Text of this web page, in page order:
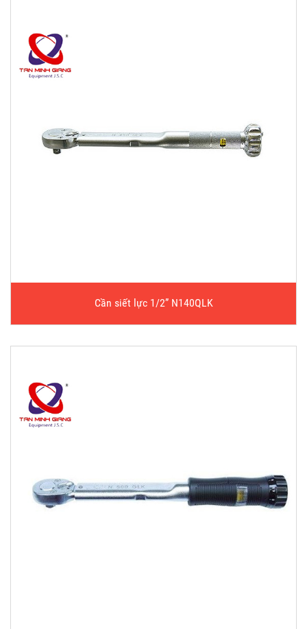
Cần siết lực 1/2” N140QLK